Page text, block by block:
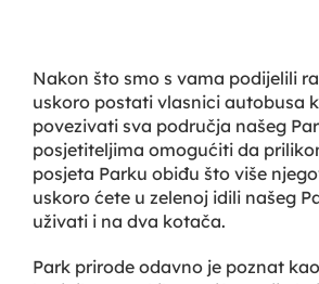
Nakon što smo s vama podijelili
uskoro postati vlasnici autobusa
povezivati sva područja našeg
posjetiteljima omogućiti da
posjeta Parku obiđu što više
uskoro ćete u zelenoj idili našeg
uživati i na dva kotača.
Park prirode odavno je poznat